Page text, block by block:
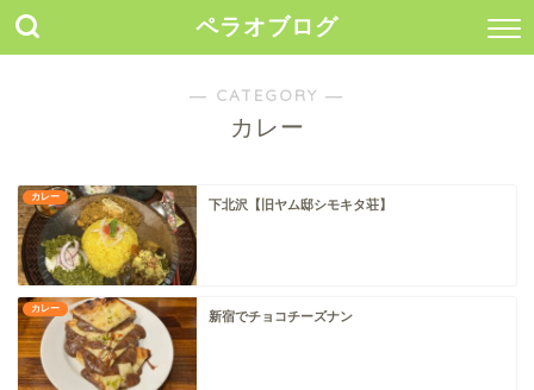
ペラオブログ
― CATEGORY ―
カレー
カレー
下北沢【旧ヤム邸シモキタ荘】
カレー
新宿でチョコチーズナン